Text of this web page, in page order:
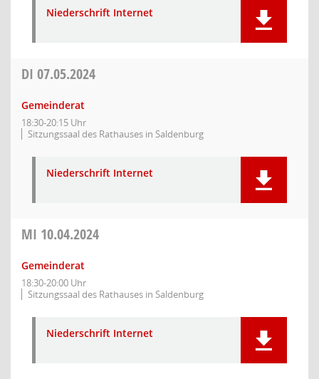
Niederschrift Internet
DI 07.05.2024
Gemeinderat
18:30-20:15 Uhr
Sitzungssaal des Rathauses in Saldenburg
Niederschrift Internet
MI 10.04.2024
Gemeinderat
18:30-20:00 Uhr
Sitzungssaal des Rathauses in Saldenburg
Niederschrift Internet